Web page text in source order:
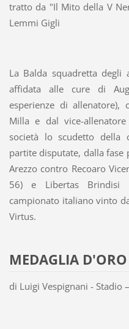
tratto da "Il Mito della V
Lemmi Gigli
La Balda squadretta degli
affidata alle cure di
esperienze di allenatore),
Milla e dal vice-
società lo scudetto della
partite disputate, dalla
Arezzo contro Recoaro
56) e Libertas Brindisi
campionato italiano vinto
Virtus.
MEDAGLIA
di Luigi Vespignani - Stadio